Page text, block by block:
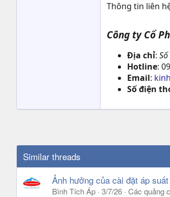
Thông tin liên
Công ty Cổ
Địa chỉ:
Hotline:
Email:
Số điện
Similar threads
Ảnh hưởng của cài đặt áp
Bình Tích Áp 3/7/26 Các quảng